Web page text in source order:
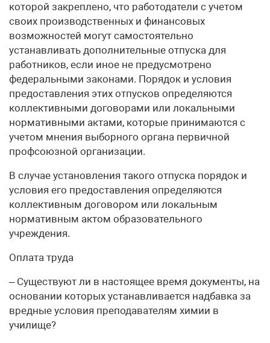
которой закреплено, что работодатели с учетом
своих производственных и финансовых
возможностей могут самостоятельно
устанавливать дополнительные отпуска для
работников, если иное не предусмотрено
федеральными законами. Порядок и условия
предоставления этих отпусков определяются
коллективными договорами или локальными
нормативными актами, которые принимаются с
учетом мнения выборного органа первичной
профсоюзной организации.
В случае установления такого отпуска порядок и
условия его предоставления определяются
коллективным договором или локальным
нормативным актом образовательного
учреждения.
Оплата труда
– Существуют ли в настоящее время документы, на
основании которых устанавливается надбавка за
вредные условия преподавателям химии в
училище?